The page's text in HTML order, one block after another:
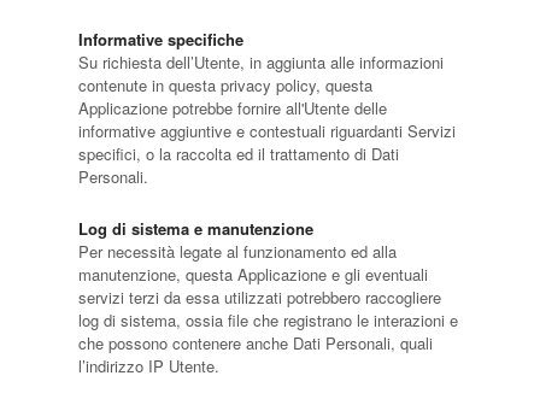
Informative specifiche
Su richiesta dell’Utente, in aggiunta alle informazioni
contenute in questa privacy policy, questa
Applicazione potrebbe fornire all'Utente delle
informative aggiuntive e contestuali riguardanti Servizi
specifici, o la raccolta ed il trattamento di Dati
Personali.
Log di sistema e manutenzione
Per necessità legate al funzionamento ed alla
manutenzione, questa Applicazione e gli eventuali
servizi terzi da essa utilizzati potrebbero raccogliere
log di sistema, ossia file che registrano le interazioni e
che possono contenere anche Dati Personali, quali
l’indirizzo IP Utente.